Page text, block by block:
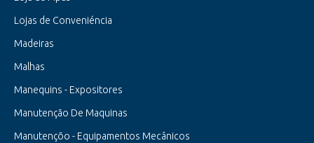
Lojas de Conveniéncia
Madeiras
Malhas
Manequins - Expositores
Manutenção De Maquinas
Manutençõo - Equipamentos Mecânicos